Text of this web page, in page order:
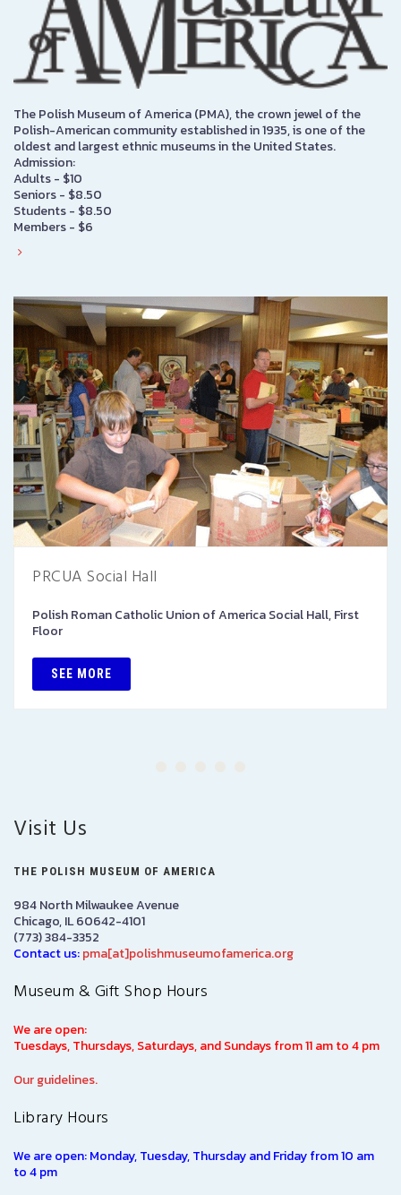
The Polish Museum of America (PMA), the crown jewel of the
Polish-American community established in 1935, is one of the
oldest and largest ethnic museums in the United States.
Admission:
Adults - $10
Seniors - $8.50
Students - $8.50
Members - $6
PRCUA Social Hall
Polish Roman Catholic Union of America Social Hall, First
Floor
SEE MORE
Visit Us
THE POLISH MUSEUM OF AMERICA
984 North Milwaukee Avenue
Chicago, IL 60642-4101
(773) 384-3352
Contact us:pma[at]polishmuseumofamerica.org
Museum & Gift Shop Hours
We are open:
Tuesdays, Thursdays, Saturdays, and Sundays from 11 am to 4 pm
Our guidelines.
Library Hours
We are open: Monday, Tuesday, Thursday and Friday from 10 am
to 4 pm